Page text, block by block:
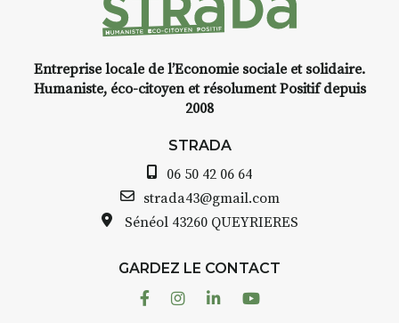
Entreprise locale de l’Economie sociale et solidaire.
Humaniste, éco-citoyen et résolument Positif depuis
2008
STRADA
06 50 42 06 64
strada43@gmail.com
Sénéol 43260 QUEYRIERES
GARDEZ LE CONTACT
FacebookInstagram
LinkedinYoutube